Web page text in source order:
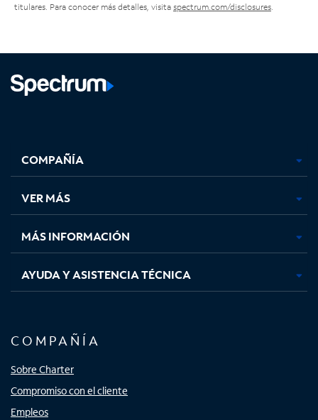
titulares. Para conocer más detalles, visita spectrum.com/disclosures
abre
en
pestaña
nueva
abre
en
pestaña
nueva
abre
en
pestaña
nueva
en
nueva
COMPAÑÍA
VER MÁS
MÁS INFORMACIÓN
AYUDA Y ASISTENCIA TÉCNICA
COMPAÑÍA
Sobre Charter
Compromiso con el cliente
Empleos